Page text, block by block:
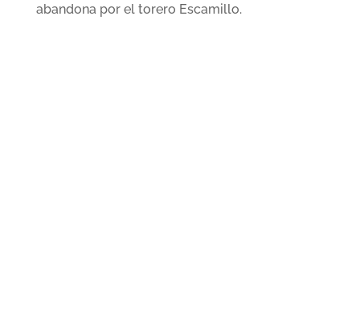
abandona por el torero Escamillo.